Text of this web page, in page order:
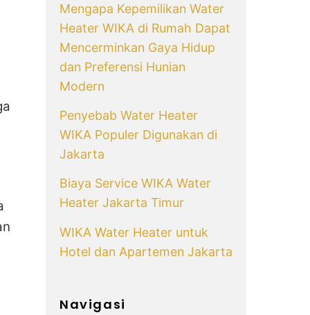
Mengapa Kepemilikan Water
Heater WIKA di Rumah Dapat
Mencerminkan Gaya Hidup
dan Preferensi Hunian
Modern
Penyebab Water Heater
WIKA Populer Digunakan di
Jakarta
Biaya Service WIKA Water
Heater Jakarta Timur
WIKA Water Heater untuk
Hotel dan Apartemen Jakarta
Navigasi